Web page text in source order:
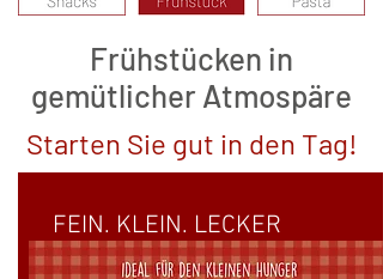
Frühstücken in
gemütlicher Atmospäre
Starten Sie gut in den Tag!
FEIN. KLEIN. LECKER